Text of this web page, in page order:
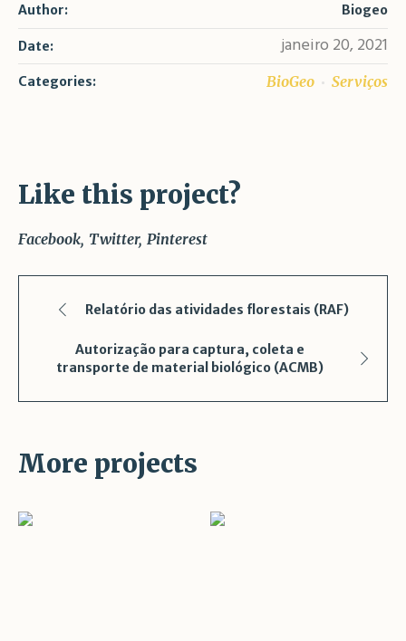
Author: Biogeo
Date: janeiro 20, 2021
Categories: BioGeo Serviços
Like this project?
Facebook Twitter Pinterest
Relatório das atividades florestais (RAF)
Autorização para captura, coleta e
transporte de material biológico (ACMB)
More projects